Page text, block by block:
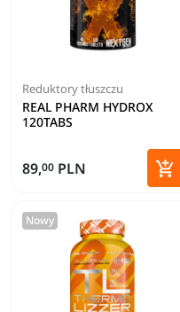
Reduktory tłuszczu
REAL PHARM HYDROX
120TABS
89,00 PLN 
Nowy